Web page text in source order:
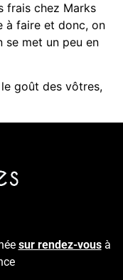
frais chez Marks
à faire et donc, on
se met un peu en
goût des vôtres,
sur rendez-vousà